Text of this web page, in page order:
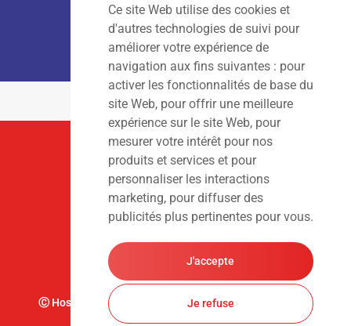
Ce site Web utilise des cookies et
d'autres technologies de suivi pour
améliorer votre expérience de
navigation aux fins suivantes : pour
activer les fonctionnalités de base du
site Web, pour offrir une meilleure
expérience sur le site Web, pour
mesurer votre intérêt pour nos
produits et services et pour
personnaliser les interactions
marketing, pour diffuser des
publicités plus pertinentes pour vous.
J'accepte
Je refuse
LOCATION :
Lun – Ven: 7h00 – 18h00
Sam – Dim
: Fermé
Suivez-Nous
Ⓒ Hoslet Frédéric S.A. Tous droits réservés. Design par